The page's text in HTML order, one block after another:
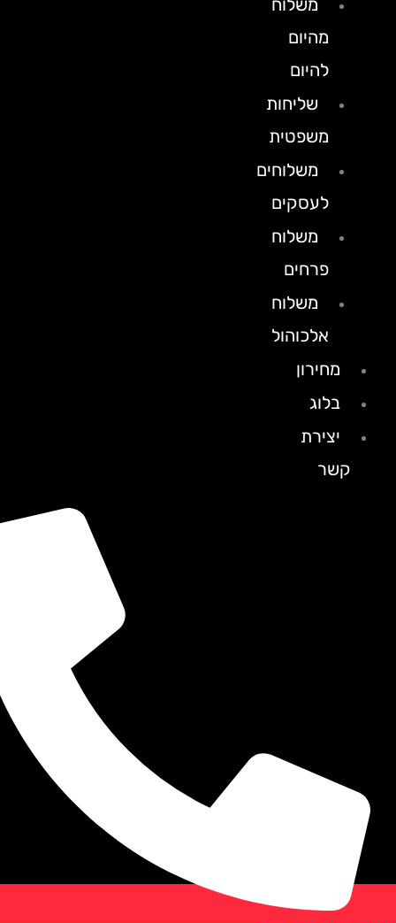
מהיום
להיום
שליחות
משפטית
משלוחים
לעסקים
משלוח
פרחים
משלוח
אלכוהול
מחירון
בלוג
יצירת
קשר